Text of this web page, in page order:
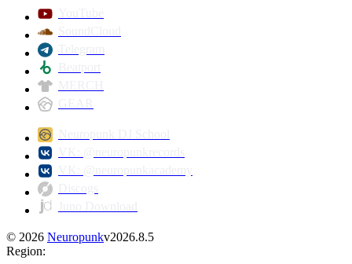
© 2026 Neuropunkv2026.8.5
Region: